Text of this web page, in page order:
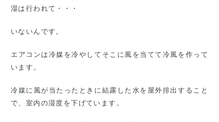
湿は行われて・・・
いないんです。
エアコンは冷媒を冷やしてそこに風を当てて冷風を作って
います。
冷媒に風が当たったときに結露した水を屋外排出すること
で、室内の湿度を下げています。